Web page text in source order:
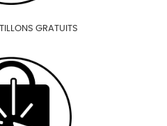
GRATUITS